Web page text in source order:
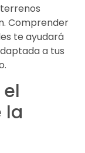
Comprender
te ayudará
a tus
la